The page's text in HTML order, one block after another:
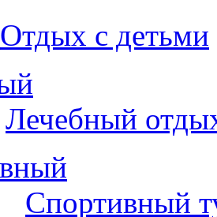
Отдых с детьми
Лечебный
Спортивный